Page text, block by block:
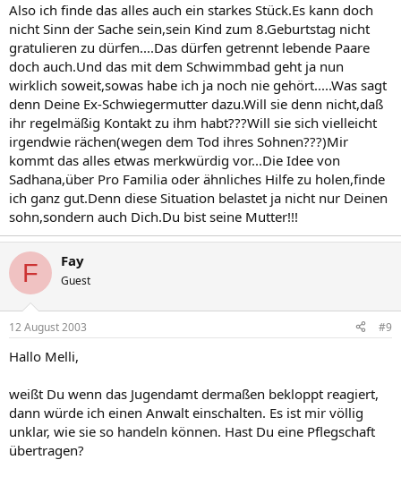
Also ich finde das alles auch ein starkes Stück.Es kann doch
nicht Sinn der Sache sein,sein Kind zum 8.Geburtstag nicht
gratulieren zu dürfen....Das dürfen getrennt lebende Paare
doch auch.Und das mit dem Schwimmbad geht ja nun
wirklich soweit,sowas habe ich ja noch nie gehört.....Was sagt
denn Deine Ex-Schwiegermutter dazu.Will sie denn nicht,daß
ihr regelmäßig Kontakt zu ihm habt???Will sie sich vielleicht
irgendwie rächen(wegen dem Tod ihres Sohnen???)Mir
kommt das alles etwas merkwürdig vor...Die Idee von
Sadhana,über Pro Familia oder ähnliches Hilfe zu holen,finde
ich ganz gut.Denn diese Situation belastet ja nicht nur Deinen
sohn,sondern auch Dich.Du bist seine Mutter!!!
F Fay
Guest
12 August 2003 #9
Hallo Melli,
weißt Du wenn das Jugendamt dermaßen bekloppt reagiert,
dann würde ich einen Anwalt einschalten. Es ist mir völlig
unklar, wie sie so handeln können. Hast Du eine Pflegschaft
übertragen?